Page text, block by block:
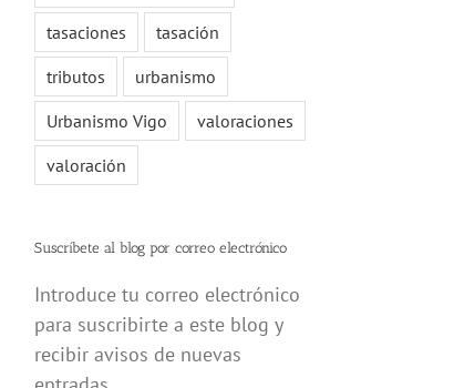
tasaciones
tasación
tributos
urbanismo
Urbanismo Vigo
valoraciones
valoración
Suscríbete al blog por correo electrónico
Introduce tu correo electrónico
para suscribirte a este blog y
recibir avisos de nuevas